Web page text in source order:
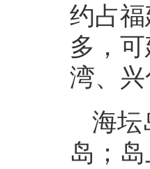
约占
多，
湾、
海坛
岛；